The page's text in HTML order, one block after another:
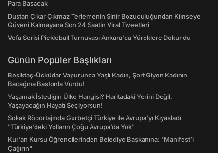
Para Basacak
Duştan Çıkar Çıkmaz Terlemenin Sinir Bozuculuğundan Kimseye
Güveni Kalmayana Son 24 Saatin Viral Tweetleri
Vefa Serisi Pickleball Turnuvası Ankara'da Yüreklere Dokundu
Günün Popüler Başlıkları
Beşiktaş-Üsküdar Vapurunda Yaşlı Kadın, Şort Giyen Kadının
Bacağına Bastonla Vurdu!
Yaşamak İstediğin Ülke Hangisi? Haritadaki Yerini Değil,
Yaşayacağın Hayatı Seçiyorsun!
Sokak Röportajında Gurbetçi Türkiye ile Avrupa'yı Kıyasladı:
"Türkiye’deki Yolların Çoğu Avrupa’da Yok"
Kur'an Kursu Öğrencilerinden Belediye Başkanına: "Manifest’i
Çağırın"